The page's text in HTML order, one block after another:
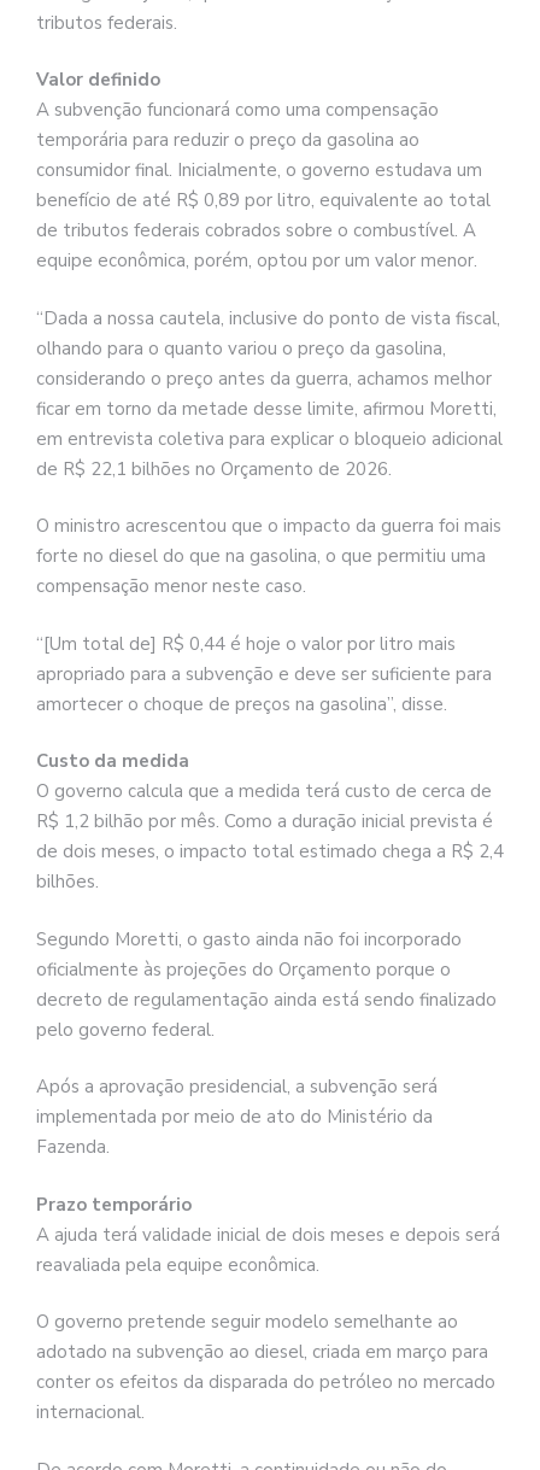
tributos federais.
Valor definido
A subvenção funcionará como uma compensação
temporária para reduzir o preço da gasolina ao
consumidor final. Inicialmente, o governo estudava um
benefício de até R$ 0,89 por litro, equivalente ao total
de tributos federais cobrados sobre o combustível. A
equipe econômica, porém, optou por um valor menor.
“Dada a nossa cautela, inclusive do ponto de vista fiscal,
olhando para o quanto variou o preço da gasolina,
considerando o preço antes da guerra, achamos melhor
ficar em torno da metade desse limite, afirmou Moretti,
em entrevista coletiva para explicar o bloqueio adicional
de R$ 22,1 bilhões no Orçamento de 2026.
O ministro acrescentou que o impacto da guerra foi mais
forte no diesel do que na gasolina, o que permitiu uma
compensação menor neste caso.
“[Um total de] R$ 0,44 é hoje o valor por litro mais
apropriado para a subvenção e deve ser suficiente para
amortecer o choque de preços na gasolina”, disse.
Custo da medida
O governo calcula que a medida terá custo de cerca de
R$ 1,2 bilhão por mês. Como a duração inicial prevista é
de dois meses, o impacto total estimado chega a R$ 2,4
bilhões.
Segundo Moretti, o gasto ainda não foi incorporado
oficialmente às projeções do Orçamento porque o
decreto de regulamentação ainda está sendo finalizado
pelo governo federal.
Após a aprovação presidencial, a subvenção será
implementada por meio de ato do Ministério da
Fazenda.
Prazo temporário
A ajuda terá validade inicial de dois meses e depois será
reavaliada pela equipe econômica.
O governo pretende seguir modelo semelhante ao
adotado na subvenção ao diesel, criada em março para
conter os efeitos da disparada do petróleo no mercado
internacional.